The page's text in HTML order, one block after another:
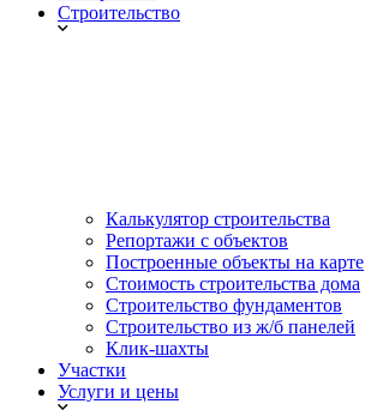
Строительство
Калькулятор строительства
Репортажи с объектов
Построенные объекты на карте
Стоимость строительства дома
Строительство фундаментов
Строительство из ж/б панелей
Клик-шахты
Участки
Услуги и цены